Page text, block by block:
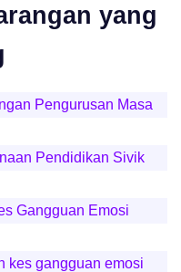
yang
Pengurusan Masa
Pendidikan Sivik
Gangguan Emosi
kes gangguan emosi